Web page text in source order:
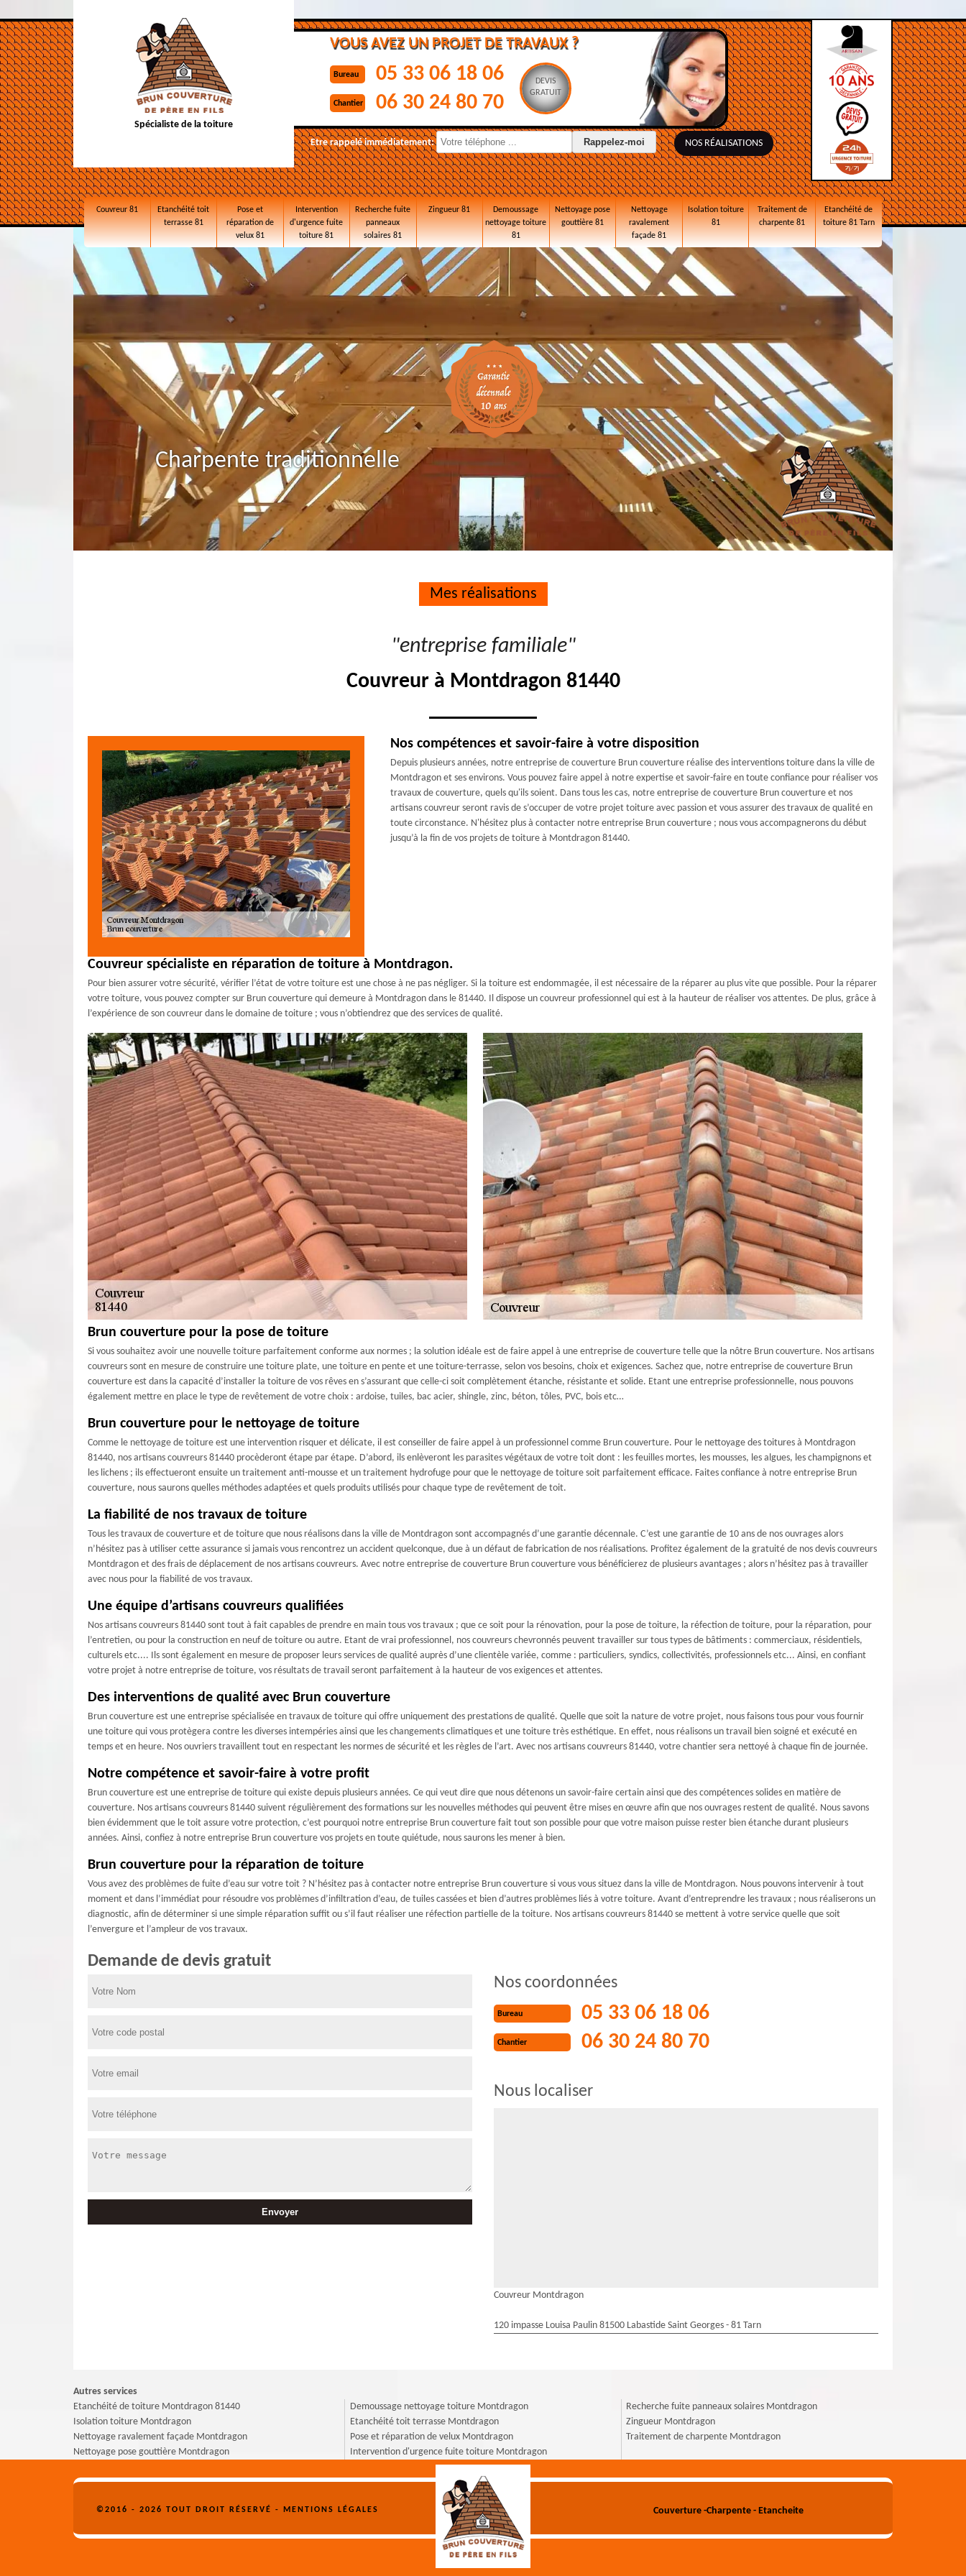
Spécialiste de la toiture
VOUS AVEZ UN PROJET DE TRAVAUX ?
Bureau 05 33 06 18 06
Chantier 06 30 24 80 70
DEVIS
GRATUIT
Etre rappelé immédiatement: NOS RÉALISATIONS
Couvreur 81
Etanchéité toit
terrasse 81
Pose et
réparation de
velux 81
Intervention
d'urgence fuite
toiture 81
Recherche fuite
panneaux
solaires 81
Zingueur 81
Demoussage
nettoyage toiture
81
Nettoyage pose
gouttière 81
Nettoyage
ravalement
façade 81
Isolation toiture
81
Traitement de
charpente 81
Etanchéité de
toiture 81 Tarn
Charpente traditionnelle
Mes réalisations
"entreprise familiale"
Couvreur à Montdragon 81440
Nos compétences et savoir-faire à votre disposition
Depuis plusieurs années, notre entreprise de couverture Brun couverture réalise des interventions toiture dans la ville de
Montdragon et ses environs. Vous pouvez faire appel à notre expertise et savoir-faire en toute confiance pour réaliser vos
travaux de couverture, quels qu'ils soient. Dans tous les cas, notre entreprise de couverture Brun couverture et nos
artisans couvreur seront ravis de s’occuper de votre projet toiture avec passion et vous assurer des travaux de qualité en
toute circonstance. N'hésitez plus à contacter notre entreprise Brun couverture ; nous vous accompagnerons du début
jusqu’à la fin de vos projets de toiture à Montdragon 81440.
Couvreur spécialiste en réparation de toiture à Montdragon.
Pour bien assurer votre sécurité, vérifier l’état de votre toiture est une chose à ne pas négliger. Si la toiture est endommagée, il est nécessaire de la réparer au plus vite que possible. Pour la réparer
votre toiture, vous pouvez compter sur Brun couverture qui demeure à Montdragon dans le 81440. Il dispose un couvreur professionnel qui est à la hauteur de réaliser vos attentes. De plus, grâce à
l’expérience de son couvreur dans le domaine de toiture ; vous n’obtiendrez que des services de qualité.
Brun couverture pour la pose de toiture
Si vous souhaitez avoir une nouvelle toiture parfaitement conforme aux normes ; la solution idéale est de faire appel à une entreprise de couverture telle que la nôtre Brun couverture. Nos artisans
couvreurs sont en mesure de construire une toiture plate, une toiture en pente et une toiture-terrasse, selon vos besoins, choix et exigences. Sachez que, notre entreprise de couverture Brun
couverture est dans la capacité d’installer la toiture de vos rêves en s’assurant que celle-ci soit complètement étanche, résistante et solide. Etant une entreprise professionnelle, nous pouvons
également mettre en place le type de revêtement de votre choix : ardoise, tuiles, bac acier, shingle, zinc, béton, tôles, PVC, bois etc…
Brun couverture pour le nettoyage de toiture
Comme le nettoyage de toiture est une intervention risquer et délicate, il est conseiller de faire appel à un professionnel comme Brun couverture. Pour le nettoyage des toitures à Montdragon
81440, nos artisans couvreurs 81440 procèderont étape par étape. D’abord, ils enlèveront les parasites végétaux de votre toit dont : les feuilles mortes, les mousses, les algues, les champignons et
les lichens ; ils effectueront ensuite un traitement anti-mousse et un traitement hydrofuge pour que le nettoyage de toiture soit parfaitement efficace. Faites confiance à notre entreprise Brun
couverture, nous saurons quelles méthodes adaptées et quels produits utilisés pour chaque type de revêtement de toit.
La fiabilité de nos travaux de toiture
Tous les travaux de couverture et de toiture que nous réalisons dans la ville de Montdragon sont accompagnés d’une garantie décennale. C’est une garantie de 10 ans de nos ouvrages alors
n’hésitez pas à utiliser cette assurance si jamais vous rencontrez un accident quelconque, due à un défaut de fabrication de nos réalisations. Profitez également de la gratuité de nos devis couvreurs
Montdragon et des frais de déplacement de nos artisans couvreurs. Avec notre entreprise de couverture Brun couverture vous bénéficierez de plusieurs avantages ; alors n’hésitez pas à travailler
avec nous pour la fiabilité de vos travaux.
Une équipe d’artisans couvreurs qualifiées
Nos artisans couvreurs 81440 sont tout à fait capables de prendre en main tous vos travaux ; que ce soit pour la rénovation, pour la pose de toiture, la réfection de toiture, pour la réparation, pour
l’entretien, ou pour la construction en neuf de toiture ou autre. Etant de vrai professionnel, nos couvreurs chevronnés peuvent travailler sur tous types de bâtiments : commerciaux, résidentiels,
culturels etc.... Ils sont également en mesure de proposer leurs services de qualité auprès d’une clientèle variée, comme : particuliers, syndics, collectivités, professionnels etc... Ainsi, en confiant
votre projet à notre entreprise de toiture, vos résultats de travail seront parfaitement à la hauteur de vos exigences et attentes.
Des interventions de qualité avec Brun couverture
Brun couverture est une entreprise spécialisée en travaux de toiture qui offre uniquement des prestations de qualité. Quelle que soit la nature de votre projet, nous faisons tous pour vous fournir
une toiture qui vous protègera contre les diverses intempéries ainsi que les changements climatiques et une toiture très esthétique. En effet, nous réalisons un travail bien soigné et exécuté en
temps et en heure. Nos ouvriers travaillent tout en respectant les normes de sécurité et les règles de l’art. Avec nos artisans couvreurs 81440, votre chantier sera nettoyé à chaque fin de journée.
Notre compétence et savoir-faire à votre profit
Brun couverture est une entreprise de toiture qui existe depuis plusieurs années. Ce qui veut dire que nous détenons un savoir-faire certain ainsi que des compétences solides en matière de
couverture. Nos artisans couvreurs 81440 suivent régulièrement des formations sur les nouvelles méthodes qui peuvent être mises en œuvre afin que nos ouvrages restent de qualité. Nous savons
bien évidemment que le toit assure votre protection, c’est pourquoi notre entreprise Brun couverture fait tout son possible pour que votre maison puisse rester bien étanche durant plusieurs
années. Ainsi, confiez à notre entreprise Brun couverture vos projets en toute quiétude, nous saurons les mener à bien.
Brun couverture pour la réparation de toiture
Vous avez des problèmes de fuite d’eau sur votre toit ? N’hésitez pas à contacter notre entreprise Brun couverture si vous vous situez dans la ville de Montdragon. Nous pouvons intervenir à tout
moment et dans l’immédiat pour résoudre vos problèmes d’infiltration d’eau, de tuiles cassées et bien d’autres problèmes liés à votre toiture. Avant d’entreprendre les travaux ; nous réaliserons un
diagnostic, afin de déterminer si une simple réparation suffit ou s’il faut réaliser une réfection partielle de la toiture. Nos artisans couvreurs 81440 se mettent à votre service quelle que soit
l’envergure et l’ampleur de vos travaux.
Demande de devis gratuit
Nos coordonnées
Bureau 05 33 06 18 06
Chantier 06 30 24 80 70
Nous localiser
Couvreur Montdragon
120 impasse Louisa Paulin 81500 Labastide Saint Georges - 81 Tarn
Autres services
Etanchéité de toiture Montdragon 81440
Isolation toiture Montdragon
Nettoyage ravalement façade Montdragon
Nettoyage pose gouttière Montdragon
Demoussage nettoyage toiture Montdragon
Etanchéité toit terrasse Montdragon
Pose et réparation de velux Montdragon
Intervention d'urgence fuite toiture Montdragon
Recherche fuite panneaux solaires Montdragon
Zingueur Montdragon
Traitement de charpente Montdragon
©2016 - 2026 TOUT DROIT RÉSERVÉ - MENTIONS LÉGALES Couverture -Charpente - Etancheite